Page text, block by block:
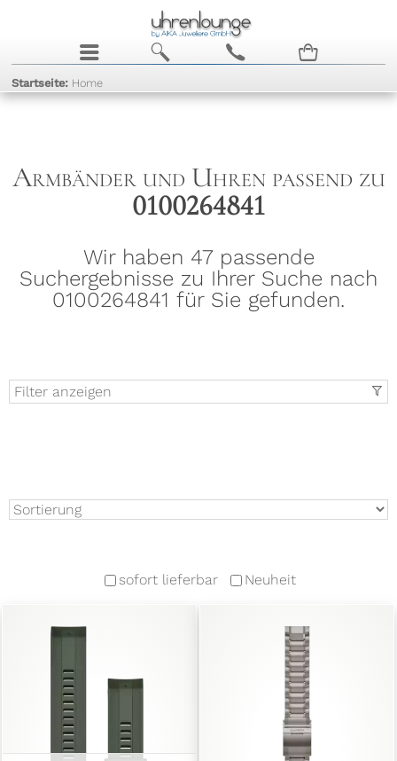
j b c n
Startseite: Home
Armbänder und Uhren passend zu
0100264841
Wir haben 47 passende
Suchergebnisse zu Ihrer Suche nach
0100264841 für Sie gefunden.
t
Filter anzeigen
sofort lieferbar Neuheit